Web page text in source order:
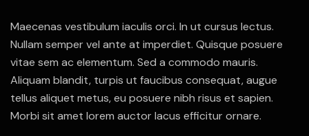
Maecenas vestibulum iaculis orci. In ut cursus lectus.
Nullam semper vel ante at imperdiet. Quisque posuere
vitae sem ac elementum. Sed a commodo mauris.
Aliquam blandit, turpis ut faucibus consequat, augue
tellus aliquet metus, eu posuere nibh risus et sapien.
Morbi sit amet lorem auctor lacus efficitur ornare.